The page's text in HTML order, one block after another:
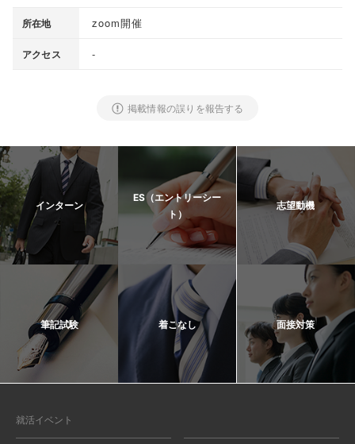
所在地 zoom開催
アクセス -
掲載情報の誤りを報告する
インターン
ES（エントリーシー
ト）
志望動機
筆記試験 着こなし 面接対策
就活イベント